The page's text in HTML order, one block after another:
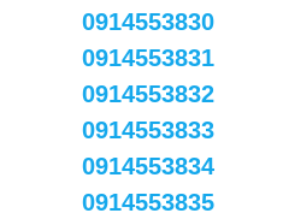
0914553830
0914553831
0914553832
0914553833
0914553834
0914553835